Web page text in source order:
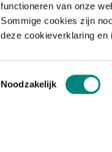
functioneren van onze
Sommige cookies zijn
deze cookieverklaring en
Toestemmingsselectie
Noodzakelijk